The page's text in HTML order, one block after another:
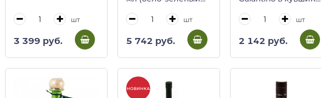
шт
3 399 руб.
шт
5 742 руб.
шт
2 142 руб.
НОВИНКА